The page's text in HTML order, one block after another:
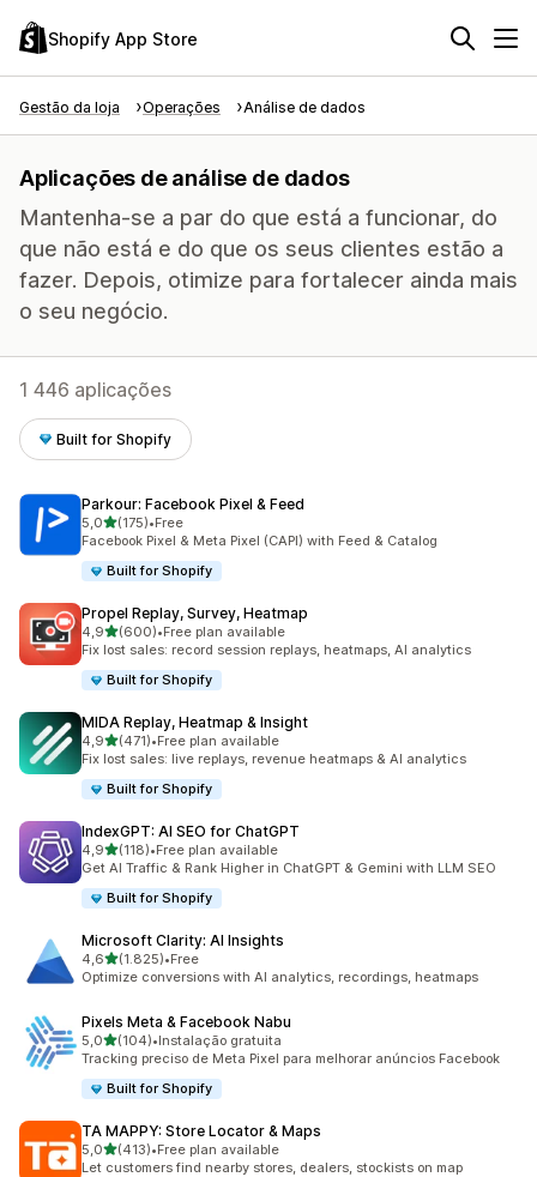
Shopify App Store
Gestão da loja Operações Análise de dados
Aplicações de análise de dados
Mantenha-se a par do que está a funcionar, do
que não está e do que os seus clientes estão a
fazer. Depois, otimize para fortalecer ainda mais
o seu negócio.
1 446 aplicações
Built for Shopify
Parkour: Facebook Pixel & Feed
5,0de 5 estrelas
(175)
175 total de avaliações
•Free
Facebook Pixel & Meta Pixel (CAPI) with Feed & Catalog
Built for Shopify
Propel Replay, Survey, Heatmap
4,9de 5 estrelas
(600)
600 total de avaliações
•Free plan available
Fix lost sales: record session replays, heatmaps, AI analytics
Built for Shopify
MIDA Replay, Heatmap & Insight
4,9de 5 estrelas
(471)
471 total de avaliações
•Free plan available
Fix lost sales: live replays, revenue heatmaps & AI analytics
Built for Shopify
IndexGPT: AI SEO for ChatGPT
4,9de 5 estrelas
(118)
118 total de avaliações
•Free plan available
Get AI Traffic & Rank Higher in ChatGPT & Gemini with LLM SEO
Built for Shopify
Microsoft Clarity: AI Insights
4,6de 5 estrelas
(1.825)
1825 total de avaliações
•Free
Optimize conversions with AI analytics, recordings, heatmaps
Pixels Meta & Facebook Nabu
5,0de 5 estrelas
(104)
104 total de avaliações
•Instalação gratuita
Tracking preciso de Meta Pixel para melhorar anúncios Facebook
Built for Shopify
TA MAPPY: Store Locator & Maps
5,0de 5 estrelas
(413)
413 total de avaliações
•Free plan available
Let customers find nearby stores, dealers, stockists on map